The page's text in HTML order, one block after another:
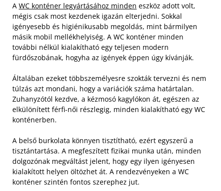
A WC konténer legyártásához minden eszköz adott volt,
mégis csak most kezdenek igazán elterjedni. Sokkal
igényesebb és higiénikusabb megoldás, mint bármilyen
másik mobil mellékhelyiség. A WC konténer minden
további nélkül kialakítható egy teljesen modern
fürdőszobának, hogyha az igények éppen úgy kívánják.
Általában ezeket többszemélyesre szokták tervezni és nem
túlzás azt mondani, hogy a variációk száma határtalan.
Zuhanyzótól kezdve, a kézmosó kagylókon át, egészen az
elkülönített férfi-női részlegig, minden kialakítható egy WC
konténerben.
A belső burkolata könnyen tisztítható, ezért egyszerű a
tisztántartása. A megfeszített fizikai munka után, minden
dolgozónak megváltást jelent, hogy egy ilyen igényesen
kialakított helyen öltözhet át. A rendezvényeken a WC
konténer szintén fontos szerephez jut.